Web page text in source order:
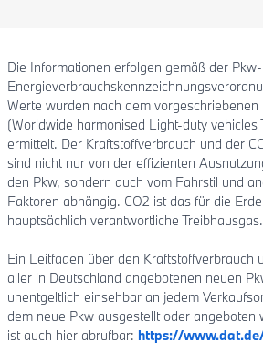
Die Informationen erfolgen gemäß der Pkw-
Werte wurden nach dem vorgeschriebenen
(Worldwide harmonised Light-duty vehicles
ermittelt. Der Kraftstoffverbrauch und der
sind nicht nur von der effizienten
den Pkw, sondern auch vom Fahrstil und
Faktoren abhängig. CO2 ist das für die
hauptsächlich verantwortliche Treibhausgas.
Ein Leitfaden über den Kraftstoffverbrauch
aller in Deutschland angebotenen neuen
unentgeltlich einsehbar an jedem
dem neue Pkw ausgestellt oder angeboten
ist auch hier abrufbar: https://